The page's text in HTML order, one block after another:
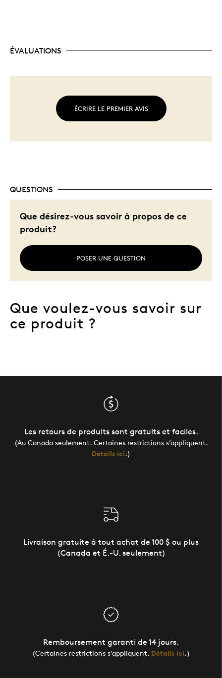
ÉVALUATIONS
ÉCRIRE LE PREMIER AVIS
QUESTIONS
Que désirez-vous savoir à propos de ce
produit?
POSER UNE QUESTION
Que voulez-vous savoir sur
ce produit ?
Les retours de produits sont gratuits et faciles.
(Au Canada seulement. Certaines restrictions s’appliquent.
Détails ici.)
Livraison gratuite à tout achat de 100 $ ou plus
(Canada et É.-U. seulement)
Remboursement garanti de 14 jours.
(Certaines restrictions s’appliquent. Détails ici.)